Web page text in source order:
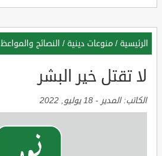
الرئيسية / منوعات دينية / النصائح والمواعظ
لا تقتل خير البشر
الكاتب:المدير - 18 يوليو, 2022